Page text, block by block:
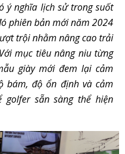
ý nghĩa lịch sử trong suốt
phiên bản mới năm 2024
trội nhằm nâng cao trải
mục tiêu nâng niu từng
giày mới đem lại cảm
bám, độ ổn định và cảm
sẵn sàng thể hiện